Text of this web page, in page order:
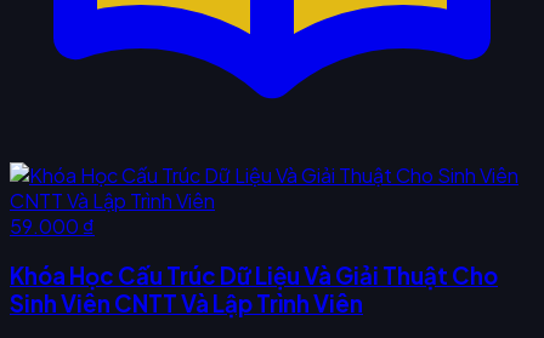
59.000 ₫
Khóa Học Cấu Trúc Dữ Liệu Và Giải Thuật Cho
Sinh Viên CNTT Và Lập Trình Viên